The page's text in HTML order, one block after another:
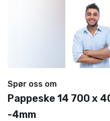
Spør oss om
Pappeske 14 700 x
-4mm